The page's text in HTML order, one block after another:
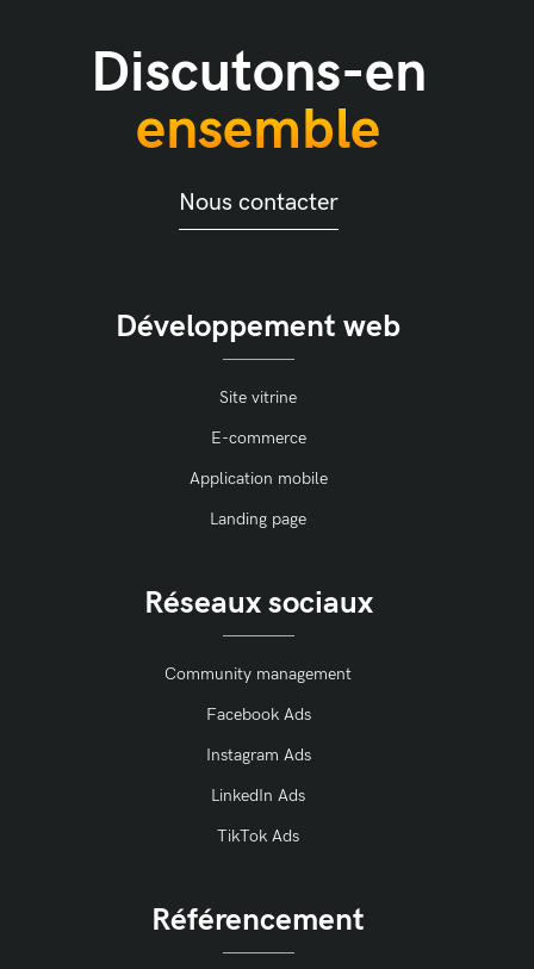
Discutons-en
ensemble
Nous contacter
Développement web
Site vitrine
E-commerce
Application mobile
Landing page
Réseaux sociaux
Community management
Facebook Ads
Instagram Ads
LinkedIn Ads
TikTok Ads
Référencement